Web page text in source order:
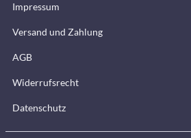
Impressum
Versand und Zahlung
AGB
Widerrufsrecht
Datenschutz